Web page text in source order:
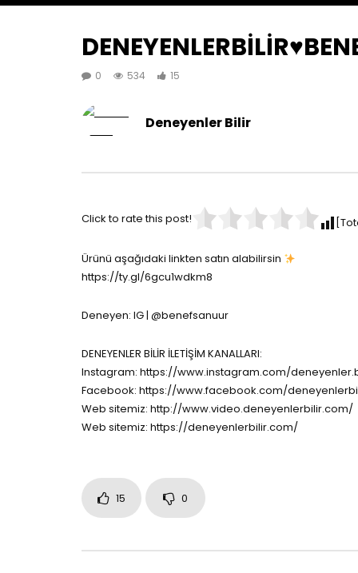
0 534 15
Deneyenler Bilir
Click to rate this post!
Ürünü aşağıdaki linkten satın alabilirsin
https://ty.gl/6gcu1wdkm8
Deneyen: IG | @benefsanuur
DENEYENLER BİLİR İLETİŞİM KANALLARI:
Instagram: https://www.instagram.com/
Facebook: https://www.facebook.com/
Web sitemiz: http://www.video.deneyenlerbilir.com/
Web sitemiz: https://deneyenlerbilir.com/
15 0